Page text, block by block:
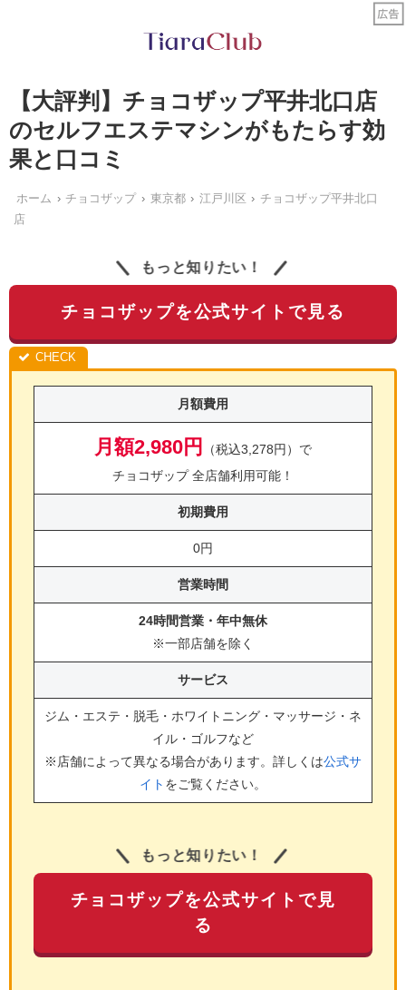
【大評判】チョコザップ平井北口店
のセルフエステマシンがもたらす効
果と口コミ
ホーム チョコザップ 東京都 江戸川区
チョコザップ平井北口
店
もっと知りたい！
チョコザップを公式サイトで見る
月額費用
月額2,980円
（税込3,278円）で
チョコザップ 全店舗利用可能！
初期費用
0円
営業時間
24時間営業・年中無休
※一部店舗を除く
サービス
ジム・エステ・脱毛・ホワイトニング・マッサージ・ネ
イル・ゴルフなど
※店舗によって異なる場合があります。詳しくは公式サ
イト をご覧ください。
もっと知りたい！
チョコザップを公式サイトで見
る